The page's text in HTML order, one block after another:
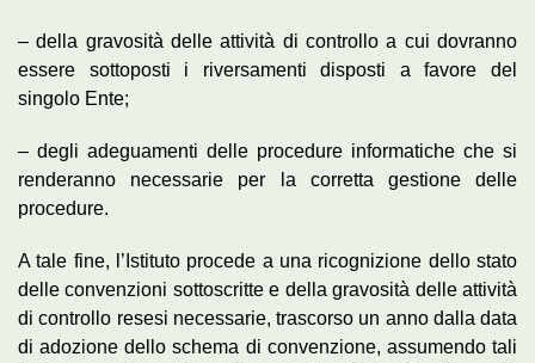
– della gravosità delle attività di controllo a cui dovranno
essere sottoposti i riversamenti disposti a favore del
singolo Ente;
– degli adeguamenti delle procedure informatiche che si
renderanno necessarie per la corretta gestione delle
procedure.
A tale fine, l’Istituto procede a una ricognizione dello stato
delle convenzioni sottoscritte e della gravosità delle attività
di controllo resesi necessarie, trascorso un anno dalla data
di adozione dello schema di convenzione, assumendo tali